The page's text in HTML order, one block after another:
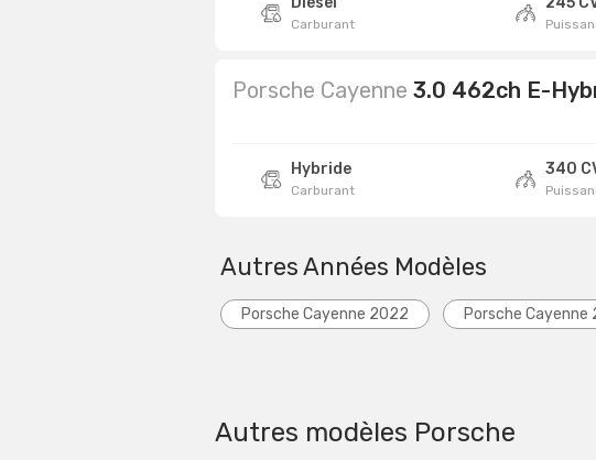
Carburant
Porsche Cayenne 3.0 462ch E-
Hybride
Carburant
340
Autres Années Modèles
Porsche Cayenne 2022 Porsche Cayenne
Autres modèles Porsche